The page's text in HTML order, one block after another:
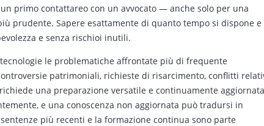
primo contattareo con un avvocato — anche solo per una
prudente. Sapere esattamente di quanto tempo si dispone e
e senza rischioi inutili.
le problematiche affrontate più di frequente
patrimoniali, richieste di risarcimento, conflitti
una preparazione versatile e continuamente
e una conoscenza non aggiornata può tradursi in
più recenti e la formazione continua sono parte